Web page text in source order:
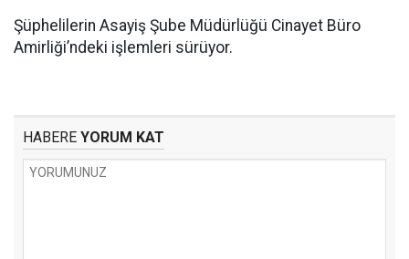
Şüphelilerin Asayiş Şube Müdürlüğü Cinayet Büro
Amirliği’ndeki işlemleri sürüyor.
HABERE YORUM KAT